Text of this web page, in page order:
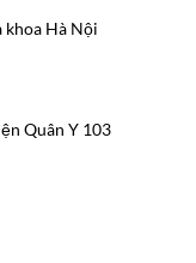
khoa Hà Nội
Quân Y 103